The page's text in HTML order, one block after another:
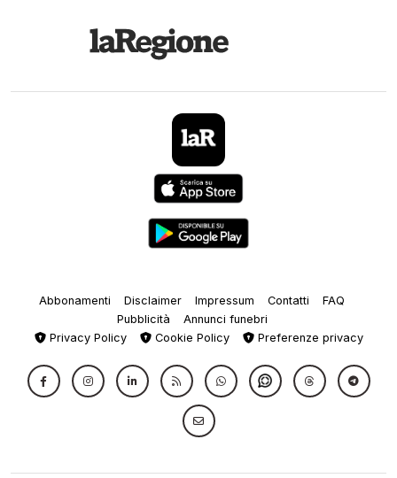
Abbonamenti Disclaimer Impressum Contatti
FAQ
Pubblicità
Annunci funebri
Privacy Policy
Cookie Policy Preferenze privacy